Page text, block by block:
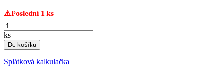
⚠️Poslední 1 ks
ks
Do košíku
Splátková kalkulačka